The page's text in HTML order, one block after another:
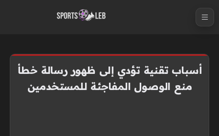
أسباب تقنية تؤدي إلى ظهور رسالة خطأ
منع الوصول المفاجئة للمستخدمين